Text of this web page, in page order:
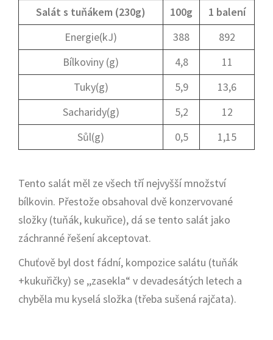
Salát s tuňákem (230g)
100g
1 balení
Energie(kJ)
388
892
Bílkoviny (g)
4,8
11
Tuky(g)
5,9
13,6
Sacharidy(g)
5,2
12
Sůl(g)
0,5 1,15
Tento salát měl ze všech tří nejvyšší množství
bílkovin. Přestože obsahoval dvě konzervované
složky (tuňák, kukuřice), dá se tento salát jako
záchranné řešení akceptovat.
Chuťově byl dost fádní, kompozice salátu (tuňák
+kukuřičky) se ,,zasekla“ v devadesátých letech a
chyběla mu kyselá složka (třeba sušená rajčata).